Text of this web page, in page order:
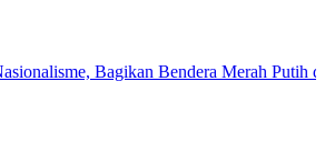
Bagikan Bendera Merah Putih di